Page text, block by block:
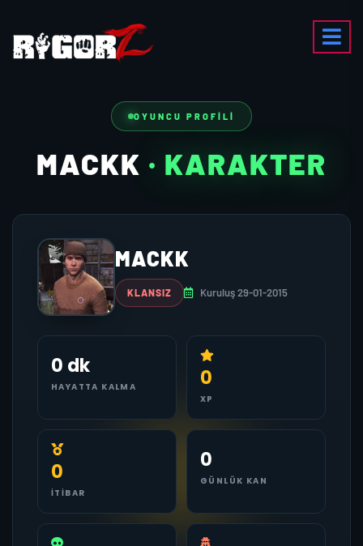
OYUNCU PROFILI
MACKK · KARAKTER
MACKK
KLANSIZ Kuruluş 29-01-2015
0 dk
HAYATTA KALMA 0
XP
0
İTIBAR
0
GÜNLÜK KAN